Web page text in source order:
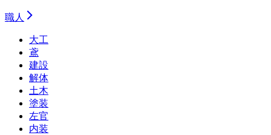
職人
大工
鳶
建設
解体
土木
塗装
左官
内装